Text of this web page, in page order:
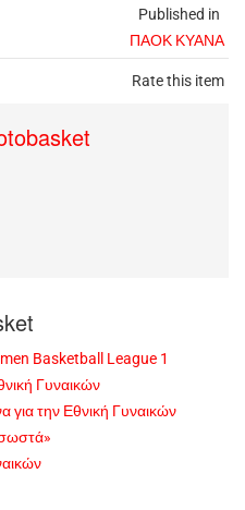
Published in
ΠΑΟΚ ΚΥΑΝΑ
Rate this item
Basketball League 1
Γυναικών
για την Εθνική Γυναικών